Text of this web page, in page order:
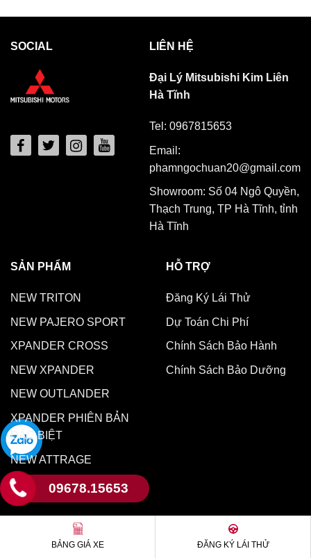
BẢNG GIÁ XE ĐĂNG KÝ LÁI THỬ
09678.15653
SOCIAL LIÊN HỆ
Đại Lý Mitsubishi Kim Liên
Hà Tĩnh
Tel: 0967815653
Email:
phamngochuan20@gmail.com
Showroom: Số 04 Ngô Quyền,
Thạch Trung, TP Hà Tĩnh, tỉnh
Hà Tĩnh
SẢN PHẨM
NEW TRITON
NEW PAJERO SPORT
XPANDER CROSS
NEW XPANDER
NEW OUTLANDER
XPANDER PHIÊN BẢN
ĐẶC BIỆT
NEW ATTRAGE
NEW TRITON ATHLETE
HỖ TRỢ
Đăng Ký Lái Thử
Dự Toán Chi Phí
Chính Sách Bảo Hành
Chính Sách Bảo Dưỡng
Copyright 2026 © Bản quyền tại mitsubishi motors - Website
designer:
Congdongweb.com